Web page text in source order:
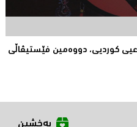
كوردیی، دووەمین فێستیڤاڵی